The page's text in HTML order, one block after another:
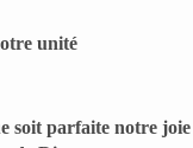
unité
soit parfaite notre